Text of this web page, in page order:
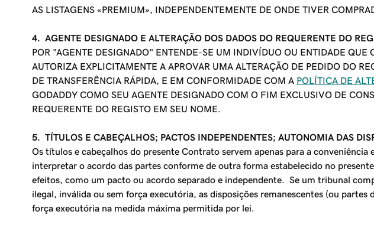
AS LISTAGENS «PREMIUM», INDEPENDENTEMENTE DE ONDE TIVER
4. AGENTE DESIGNADO E ALTERAÇÃO DOS DADOS DO REQUERENTE DO
POR "AGENTE DESIGNADO" ENTENDE-SE UM INDIVÍDUO OU ENTIDADE QUE
AUTORIZA EXPLICITAMENTE A APROVAR UMA ALTERAÇÃO DE PEDIDO DO
DE TRANSFERÊNCIA RÁPIDA, E EM CONFORMIDADE COM A POLÍTICA DE
GODADDY COMO SEU AGENTE DESIGNADO COM O FIM EXCLUSIVO DE
REQUERENTE DO REGISTO EM SEU NOME.
5. TÍTULOS E CABEÇALHOS; PACTOS INDEPENDENTES; AUTONOMIA DAS
Os títulos e cabeçalhos do presente Contrato servem apenas para a
interpretar o acordo das partes conforme de outra forma estabelecido no
efeitos, como um pacto ou acordo separado e independente. Se um tribunal
ilegal, inválida ou sem força executória, as disposições remanescentes (ou
força executória na medida máxima permitida por lei.